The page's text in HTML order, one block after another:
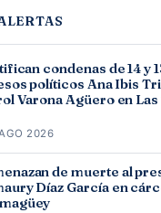
condenas de 14 y
políticos Ana Ibis
Varona Agüero en Las
2026
de muerte al
Díaz García en